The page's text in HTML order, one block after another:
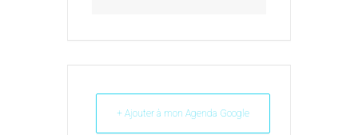
+ Ajouter à mon Agenda Google